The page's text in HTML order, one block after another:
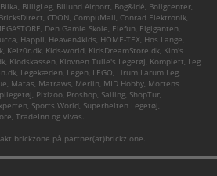
Bilka, BilligLeg, Billund Airport, Bog&idé, Boligcenter,
BricksDirect, CDON, CompuMail, Conrad Elektronik,
, Den Gamle Skole, Elefun, Elgiganten,
, Happii, Heaven4kids, HOME-TEX, Hos Lange,
, Kelz0r.dk, Kids-world, KidsDreamStore.dk, Kim's
, Klodskassen, Klovnen Tulle's Legetøj, Komplett, Leg
, Legekæden, Legen, LEGO, Lirum Larum Leg,
, Matas, Matraws, Merlin, MID Hobby, Mortens
, Pixizoo, Proshop, Salling, ShopTur,
, Sports World, Superhelten Legetøj,
, TradeInn og Vivas.
brickzone på partner(at)brickz.one.